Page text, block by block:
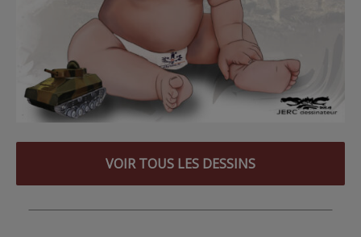
VOIR TOUS LES DESSINS